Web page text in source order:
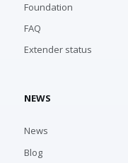
Foundation
FAQ
Extender status
NEWS
News
Blog